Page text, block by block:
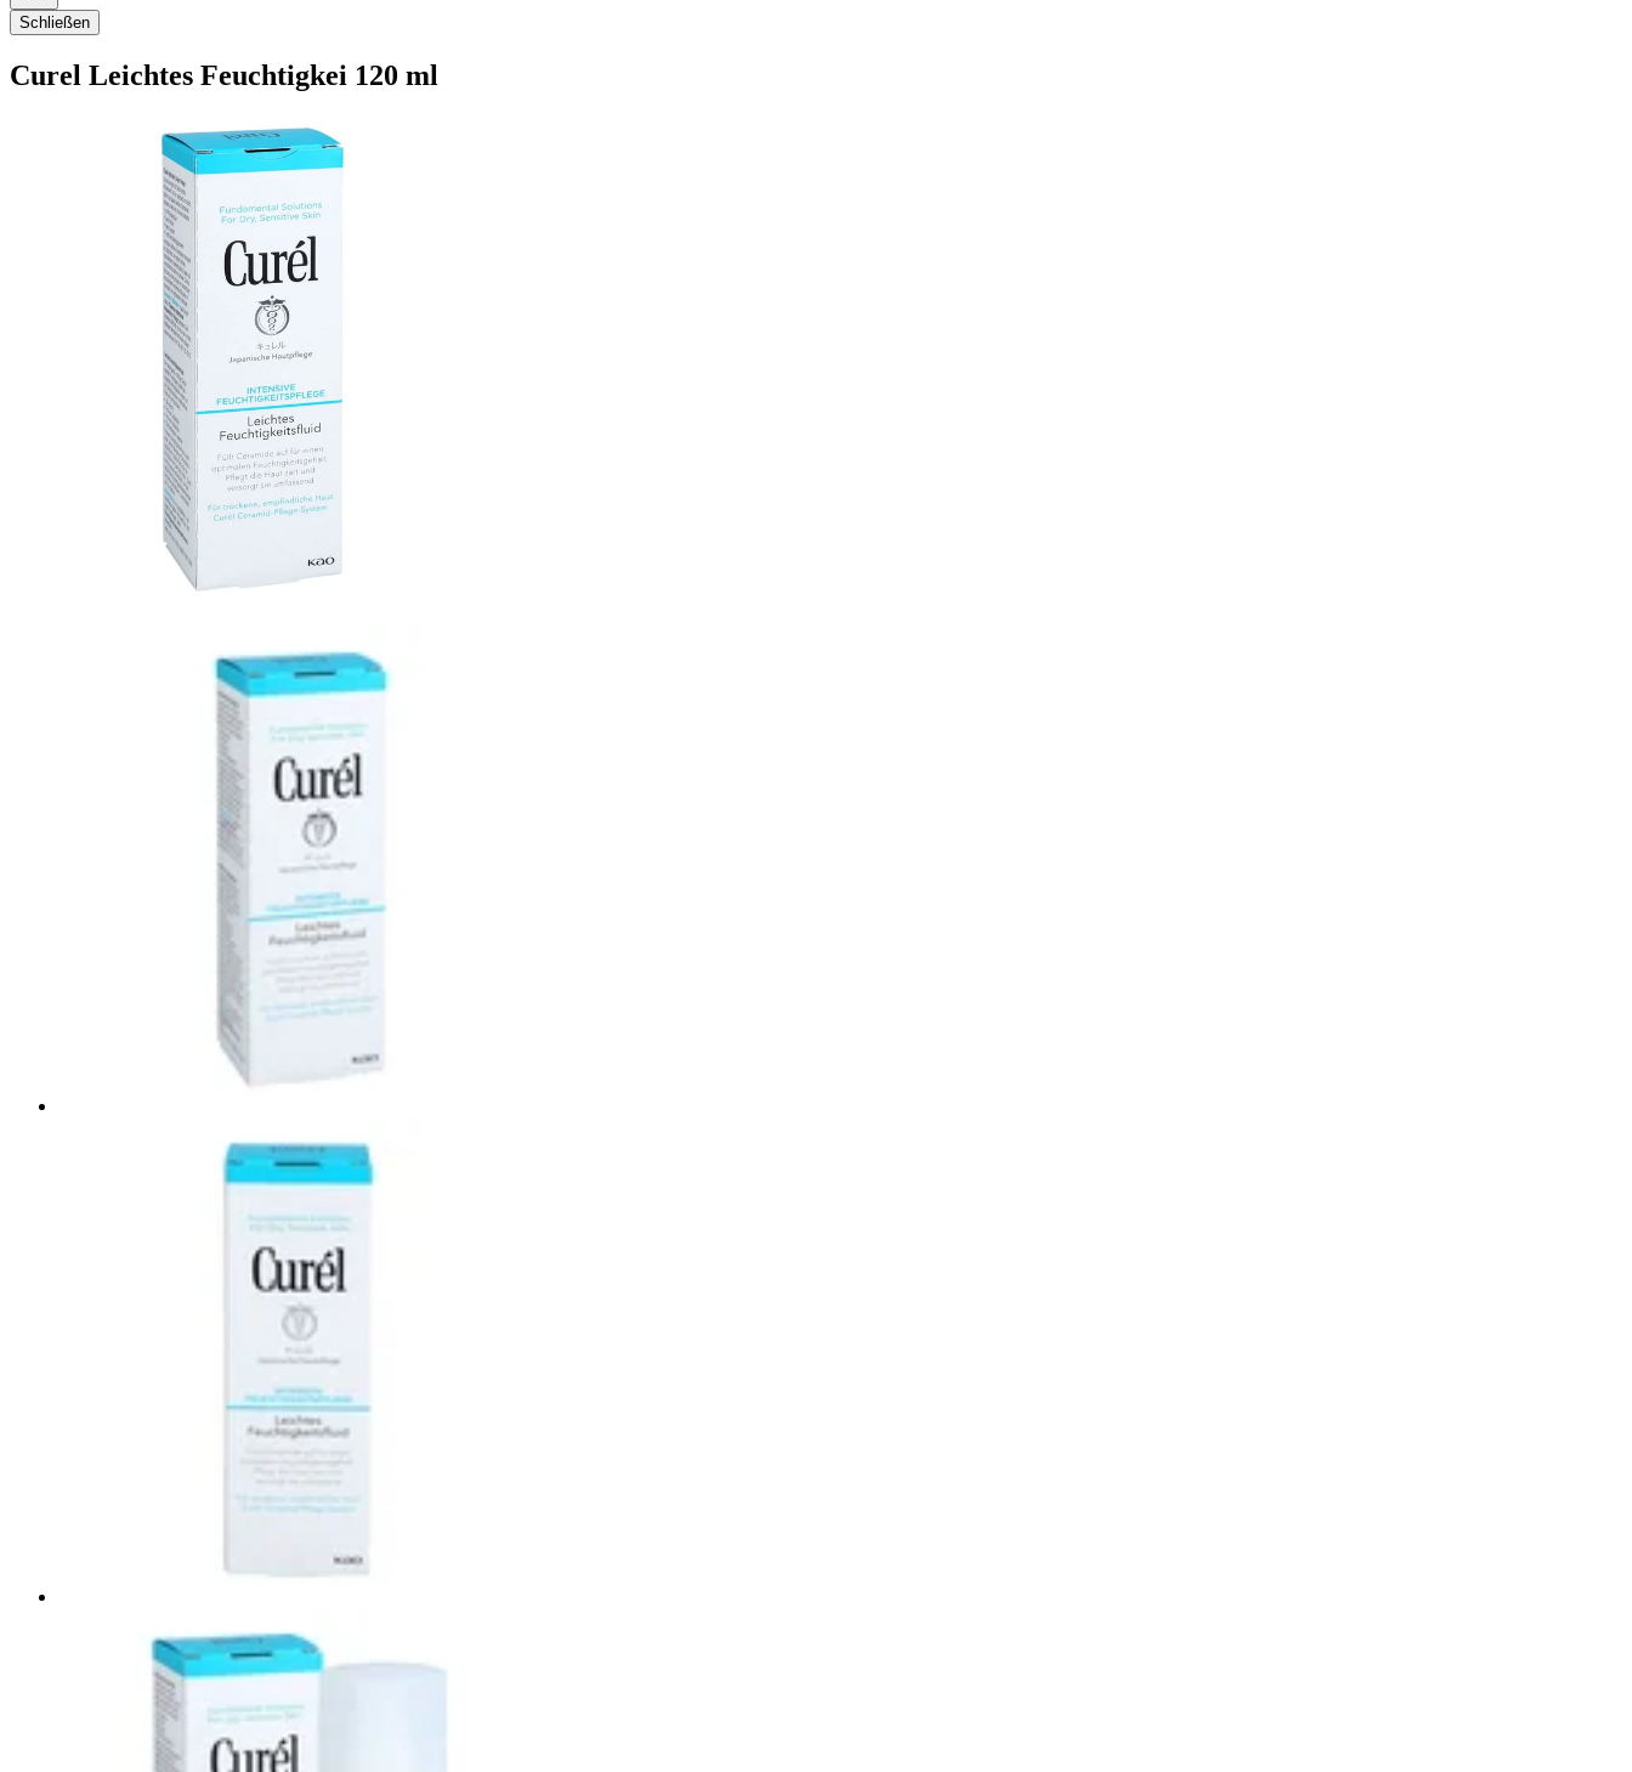
Schließen
Curel Leichtes Feuchtigkei 120 ml